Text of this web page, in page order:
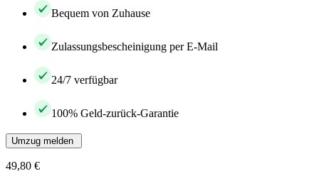
Bequem von Zuhause
Zulassungsbescheinigung per E-Mail
24/7 verfügbar
100% Geld-zurück-Garantie
Umzug melden
49,80 €